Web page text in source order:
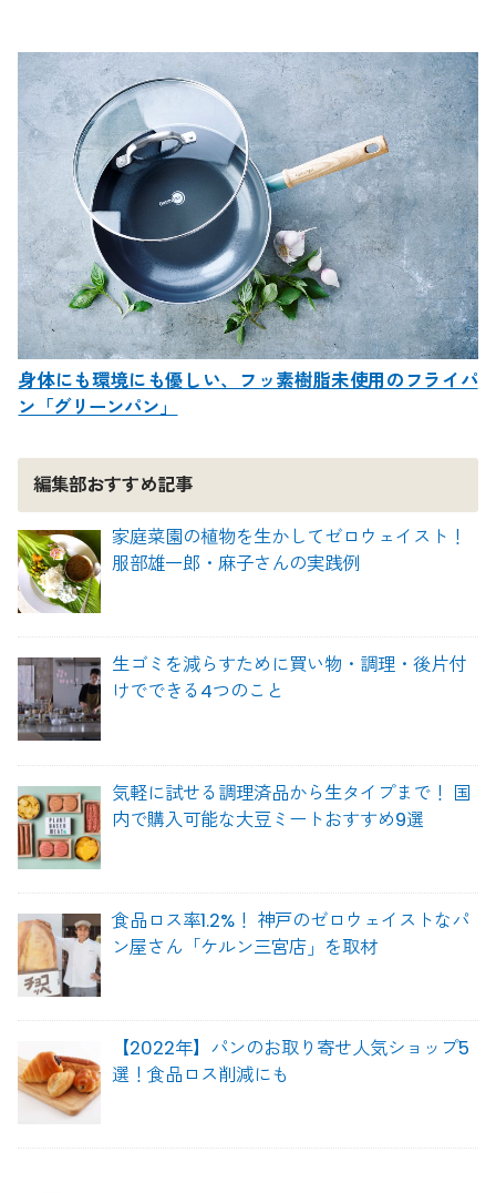
身体にも環境にも優しい、フッ素樹脂未使用のフライパ
ン「グリーンパン」
編集部おすすめ記事
家庭菜園の植物を生かしてゼロウェイスト！
服部雄一郎・麻子さんの実践例
生ゴミを減らすために買い物・調理・後片付
けでできる4つのこと
気軽に試せる調理済品から生タイプまで！ 国
内で購入可能な大豆ミートおすすめ9選
食品ロス率1.2%！ 神戸のゼロウェイストなパ
ン屋さん「ケルン三宮店」を取材
【2022年】パンのお取り寄せ人気ショップ5
選！食品ロス削減にも